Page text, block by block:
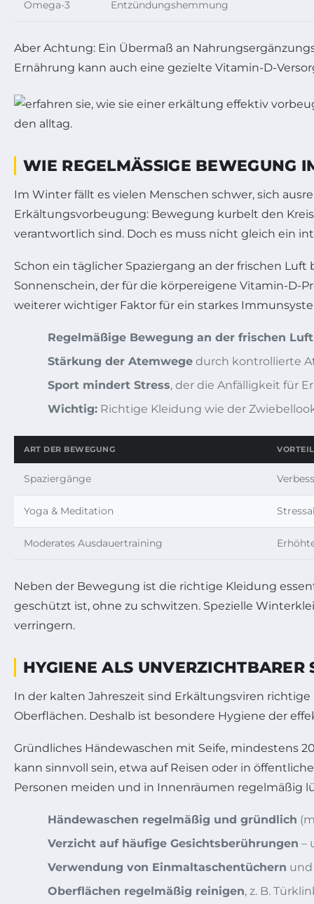
Omega-3 Entzündungshemmung
Aber Achtung: Ein Übermaß an
Ernährung kann auch eine gezielte Vitamin-D-
WIE REGELMÄSSIGE BEWEGUNG
Im Winter fällt es vielen Menschen schwer, sich
Erkältungsvorbeugung: Bewegung kurbelt den
verantwortlich sind. Doch es muss nicht gleich ein
Schon ein täglicher Spaziergang an der frischen
Sonnenschein, der für die körpereigene Vitamin-D-
weiterer wichtiger Faktor für ein starkes
Regelmäßige Bewegung an der frischen Luft
Stärkung der Atemwege durch kontrollierte
Sport mindert Stress, der die Anfälligkeit für
Wichtig: Richtige Kleidung wie der
ART DER BEWEGUNG
Spaziergänge
Yoga & Meditation
Moderates Ausdauertraining
Neben der Bewegung ist die richtige Kleidung
geschützt ist, ohne zu schwitzen. Spezielle
verringern.
HYGIENE ALS UNVERZICHTBARER
In der kalten Jahreszeit sind Erkältungsviren
Oberflächen. Deshalb ist besondere Hygiene der
Gründliches Händewaschen mit Seife, mindestens
kann sinnvoll sein, etwa auf Reisen oder in
Personen meiden und in Innenräumen regelmäßig
Händewaschen regelmäßig und gründlich
Verzicht auf häufige Gesichtsberührungen –
Verwendung von Einmaltaschentüchern und
Oberflächen regelmäßig reinigen, z. B.